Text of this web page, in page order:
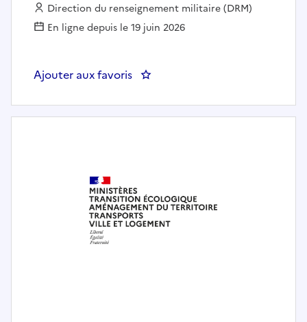
Employeur :
Direction du renseignement militaire (DRM)
En ligne depuis le 19 juin 2026
Ajouter aux favoris : Analyste de zone géographique